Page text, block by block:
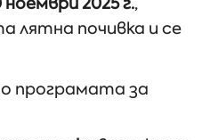
лятна почивка и се
програмата за